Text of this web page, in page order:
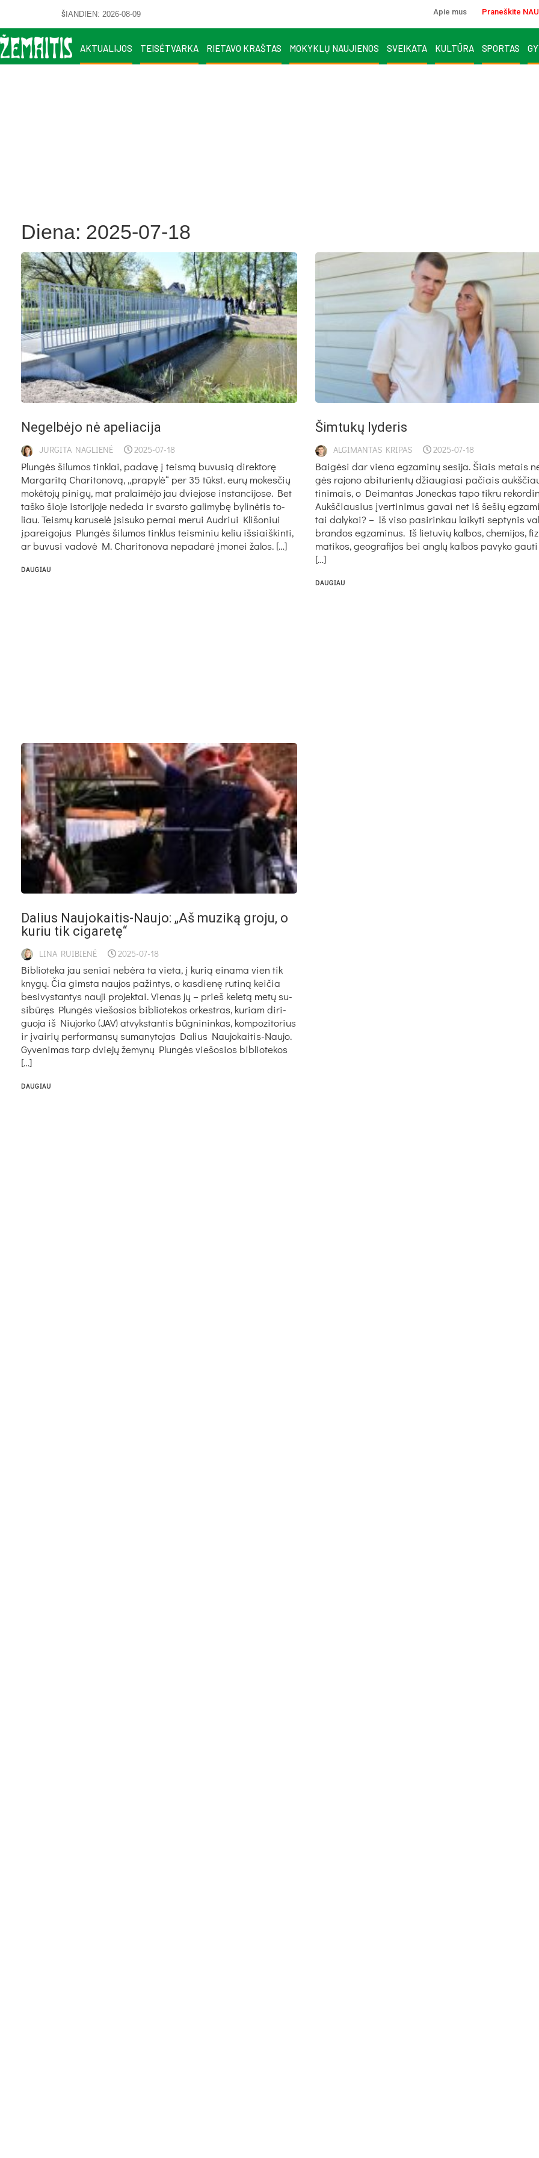
ŠIANDIEN: 2026-08-09 Apie mus Praneškite
AKTUALIJOS TEISĖTVARKA RIETAVO KRAŠTAS MOKYKLŲ NAUJIENOS SVEIKATA KULTŪRA SPORTAS
Diena: 2025-07-18
Ne­gel­bė­jo nė ape­lia­ci­ja
JURGITA NAGLIENĖ 2025-07-18
Plun­gės ši­lu­mos tink­lai, pa­da­vę į teis­mą bu­vu­sią di­rek­to­rę
Mar­ga­ri­tą Cha­ri­to­no­vą, „pra­py­lė“ per 35 tūkst. eu­rų mo­kes­čių
mo­kė­to­jų pi­ni­gų, mat pra­lai­mė­jo jau dvie­jo­se ins­tan­ci­jo­se. Bet
taš­ko šio­je is­to­ri­jo­je ne­de­da ir svars­to ga­li­my­bę by­li­nė­tis to­
liau. Teis­mų ka­ru­se­lė įsi­su­ko per­nai me­rui Aud­riui Kli­šo­niui
įpa­rei­go­jus Plun­gės ši­lu­mos tink­lus teis­mi­niu ke­liu iš­siaiš­kin­ti,
ar bu­vu­si va­do­vė M. Cha­ri­to­no­va ne­pa­da­rė įmo­nei ža­los. […]
DAUGIAU
Šim­tu­kų ly­de­ris
ALGIMANTAS KRIPAS 2025-07-18
Bai­gė­si dar vie­na eg­za­mi­nų se­si­ja. Šiais me­tais
gės ra­jo­no abi­tu­rien­tų džiau­gia­si pa­čiais
ti­ni­mais, o Dei­man­tas Jo­nec­kas ta­po tik­ru
Aukš­čiau­sius įver­ti­ni­mus ga­vai net iš še­šių
tai da­ly­kai? – Iš vi­so pa­si­rin­kau lai­ky­ti sep­ty­nis
bran­dos eg­za­mi­nus. Iš lie­tu­vių kal­bos, che­mi­jos,
ma­ti­kos, geog­ra­fi­jos bei ang­lų kal­bos pa­vy­ko
[…]
DAUGIAU
Da­lius Nau­jo­kai­tis-Nau­jo: „Aš mu­zi­ką gro­ju, o
ku­riu tik ci­ga­re­tę“
LINA RUIBIENĖ 2025-07-18
Bib­lio­te­ka jau se­niai ne­bė­ra ta vie­ta, į ku­rią ei­na­ma vien tik
kny­gų. Čia gims­ta nau­jos pa­žin­tys, o kas­die­nę ru­ti­ną kei­čia
be­si­vys­tan­tys nau­ji pro­jek­tai. Vie­nas jų – prieš ke­le­tą me­tų su­
si­bū­ręs Plun­gės vie­šo­sios bib­lio­te­kos or­kest­ras, ku­riam di­ri­
guo­ja iš Niu­jor­ko (JAV) at­vyks­tan­tis būg­ni­nin­kas, kom­po­zi­to­rius
ir įvai­rių per­for­man­sų su­ma­ny­to­jas Da­lius Nau­jo­kai­tis-Nau­jo.
Gy­ve­ni­mas tarp dvie­jų že­my­nų Plun­gės vie­šo­sios bib­lio­te­kos
[…]
DAUGIAU